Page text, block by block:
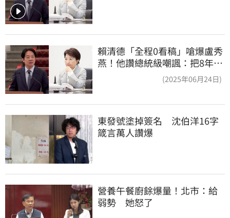
賴清德「全程0看稿」嗆爆盧秀
燕！他讚總統級嘲諷：把8年總
(2025年06月24日)
東發號塗掉簽名　沈伯洋16字
箴言萬人讚爆
營養午餐廚餘爆量！北市：給
弱勢　她怒了